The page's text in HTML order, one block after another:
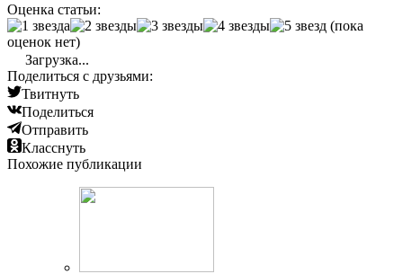
Оценка статьи:
(пока
оценок нет)
Загрузка...
Поделиться с друзьями:
Твитнуть
Поделиться
Отправить
Класснуть
Похожие публикации